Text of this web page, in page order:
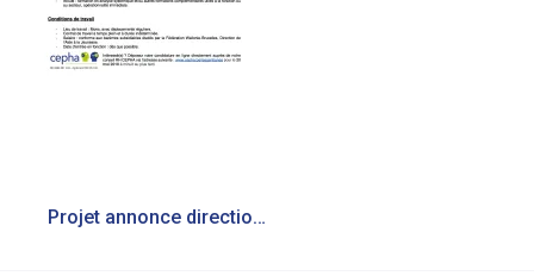
Navigation
Projet annonce direction gentianes